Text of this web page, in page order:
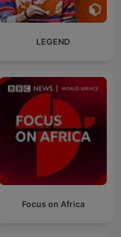
LEGEND
Focus on Africa